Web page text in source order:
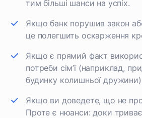
тим більші шанси на успіх.
Якщо банк порушив закон
це полегшить оскарження
Якщо є прямий факт
потреби сім’ї (наприклад,
будинку колишньої
Якщо ви доведете, що не
Проте є нюанси: доки